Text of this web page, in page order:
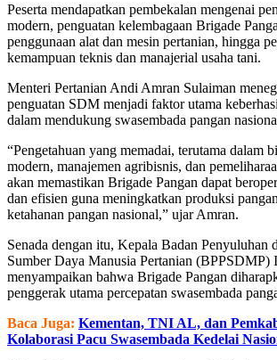
Peserta mendapatkan pembekalan mengenai
modern, penguatan kelembagaan Brigade
penggunaan alat dan mesin pertanian, hingga
kemampuan teknis dan manajerial usaha tani.
Menteri Pertanian Andi Amran Sulaiman
penguatan SDM menjadi faktor utama
dalam mendukung swasembada pangan
“Pengetahuan yang memadai, terutama dalam
modern, manajemen agribisnis, dan
akan memastikan Brigade Pangan dapat
dan efisien guna meningkatkan produksi
ketahanan pangan nasional,” ujar Amran.
Senada dengan itu, Kepala Badan Penyuluhan
Sumber Daya Manusia Pertanian (BPPSDMP)
menyampaikan bahwa Brigade Pangan
penggerak utama percepatan swasembada
Baca Juga: Kementan, TNI AL, dan
Kolaborasi Pacu Swasembada Kedelai